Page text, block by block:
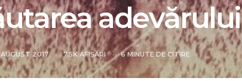
adevărului
AUGUST 2017 7.5K AFIȘĂRI 6 MINUTE DE CITIRE